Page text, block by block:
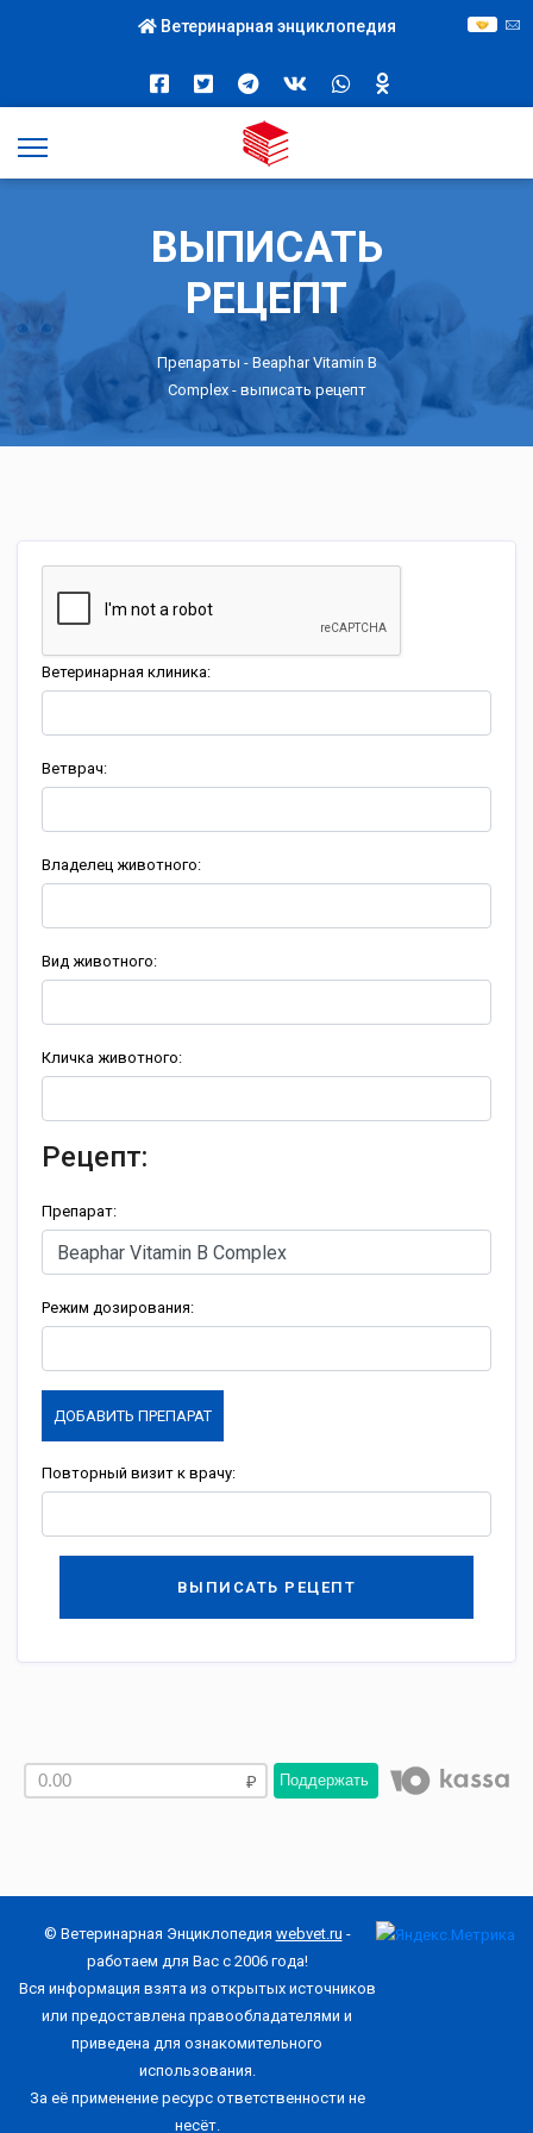
Ветеринарная энциклопедия
ВЫПИСАТЬ
РЕЦЕПТ
Препараты - Beaphar Vitamin B
Complex- выписать рецепт
Ветеринарная клиника:
Ветврач:
Владелец животного:
Вид животного:
Кличка животного:
Рецепт:
Препарат:
Режим дозирования:
ДОБАВИТЬ ПРЕПАРАТ
Повторный визит к врачу:
ВЫПИСАТЬ РЕЦЕПТ
Поддержать
© Ветеринарная Энциклопедия webvet.ru -
работаем для Вас с 2006 года!
Вся информация взята из открытых источников
или предоставлена правообладателями и
приведена для ознакомительного
использования.
За её применение ресурс ответственности не
несёт.